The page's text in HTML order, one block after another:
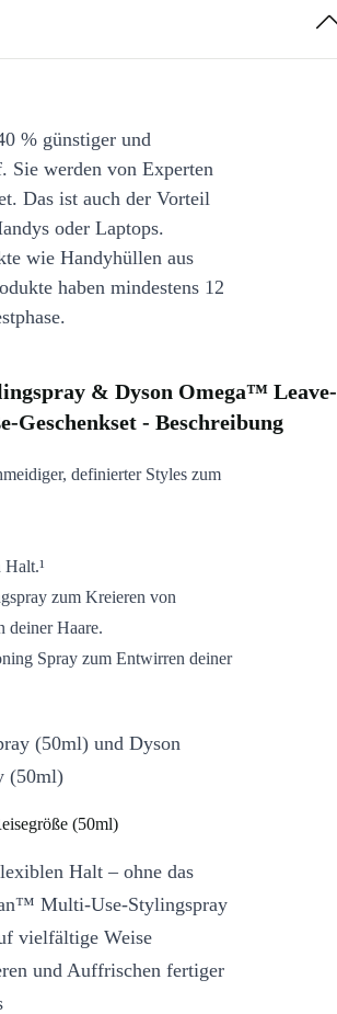
% günstiger und
Sie werden von Experten
Das ist auch der Vorteil
oder Laptops.
wie Handyhüllen aus
haben mindestens 12
& Dyson Omega™ Leave-
Geschenkset - Beschreibung
definierter Styles zum
Halt.¹
zum Kreieren von
deiner Haare.
Spray zum Entwirren deiner
(50ml) und Dyson
(50ml)
(50ml)
Halt – ohne das
Multi-Use-Stylingspray
vielfältige Weise
und Auffrischen fertiger